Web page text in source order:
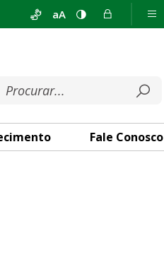
aA
Fale Conosco